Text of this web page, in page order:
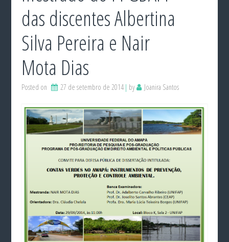
das discentes Albertina
Silva Pereira e Nair
Mota Dias
Posted on 27 de setembro de 2014 by Joanira Santos